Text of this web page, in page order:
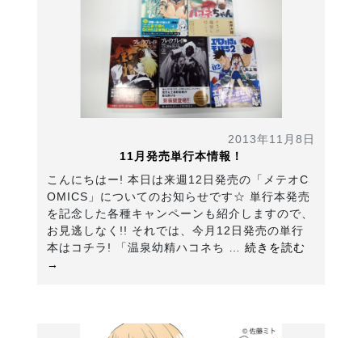
2013年11月8日
11月発売単行本情報！
こんにちはー! 本日は来週12日発売の「メテオC
OMICS」についてのお知らせです☆ 単行本発売
を記念した各種キャンペーンも紹介しますので、
お見逃しなく!! それでは、今月12日発売の単行
本はコチラ! 「温泉幼精ハコネち … 続きを読む
→